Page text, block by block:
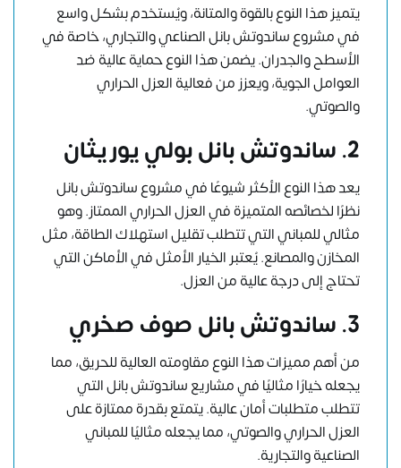
يتميز هذا النوع بالقوة والمتانة، ويُستخدم بشكل واسع
في مشروع ساندوتش بانل الصناعي والتجاري، خاصة في
الأسطح والجدران. يضمن هذا النوع حماية عالية ضد
العوامل الجوية، ويعزز من فعالية العزل الحراري
والصوتي.
2. ساندوتش بانل بولي يوريثان
يعد هذا النوع الأكثر شيوعًا في مشروع ساندوتش بانل
نظرًا لخصائصه المتميزة في العزل الحراري الممتاز. وهو
مثالي للمباني التي تتطلب تقليل استهلاك الطاقة، مثل
المخازن والمصانع. يُعتبر الخيار الأمثل في الأماكن التي
تحتاج إلى درجة عالية من العزل.
3. ساندوتش بانل صوف صخري
من أهم مميزات هذا النوع مقاومته العالية للحريق، مما
يجعله خيارًا مثاليًا في مشاريع ساندوتش بانل التي
تتطلب متطلبات أمان عالية. يتمتع بقدرة ممتازة على
العزل الحراري والصوتي، مما يجعله مثاليًا للمباني
الصناعية والتجارية.